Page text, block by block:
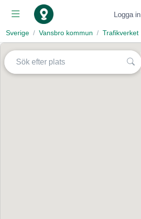
Logga in
Sverige Vansbro kommun Trafikverket